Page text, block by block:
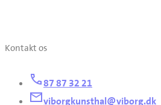
Kontakt os
87 87 32 21
viborgkunsthal@viborg.dk